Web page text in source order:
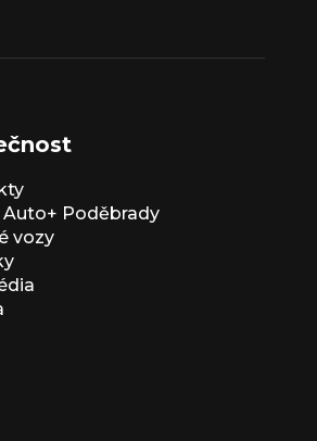
Auto+ Poděbrady
vozy